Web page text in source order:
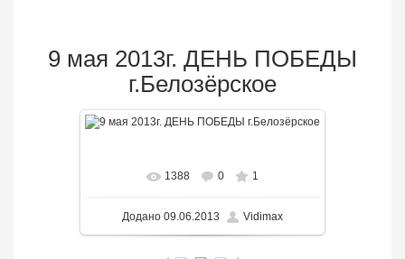
9 мая 2013г. ДЕНЬ ПОБЕДЫ
г.Белозёрское
3125.1KB
1388 0 1
Додано 09.06.2013 Vidimax